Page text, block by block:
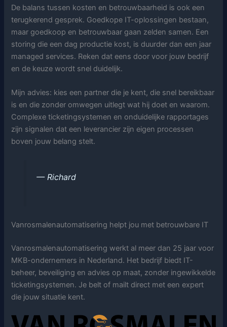
De balans tussen kosten en betrouwbaarheid is ook een
terugkerend gesprek. Goedkope IT-oplossingen bestaan,
maar goedkoop en betrouwbaar gaan zelden samen. Een
storing die een dag productie kost, is duurder dan een jaar
managed services. Reken dat eens door voor jouw bedrijf
en de keuze wordt snel duidelijk.
Mijn advies: kies een partner die je kent, die snel bereikbaar
is en die zonder omwegen uitlegt wat hij doet en waarom.
Complexe ticketingsystemen en onduidelijke rapportages
zijn signalen dat een leverancier zijn eigen processen
boven jouw belang stelt.
— Richard
Vanrosmalenautomatisering helpt jou met betrouwbare IT
Vanrosmalenautomatisering werkt al meer dan 25 jaar voor
MKB-ondernemers in Nederland. Het bedrijf biedt IT-
beheer, beveiliging en advies op maat, zonder ingewikkelde
ticketingsystemen. Je belt of mailt direct met een expert
die jouw situatie kent.